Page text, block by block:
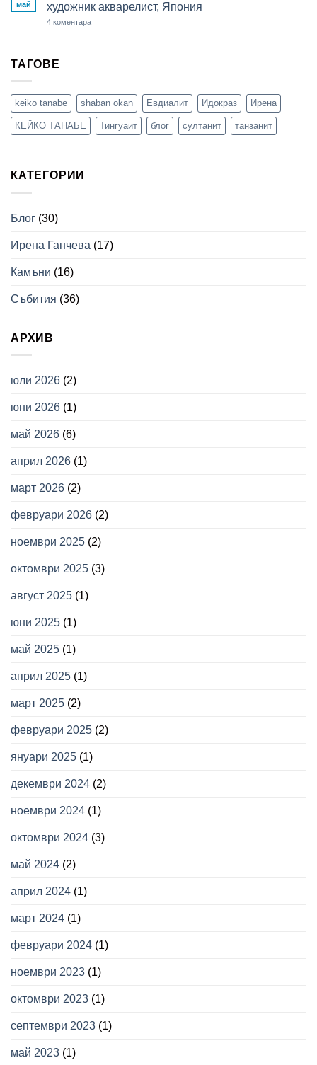
изложба
живопис
с
Танабе
май художник акварелист, Япония
4 коментараза
акварелист,
Япония
ТАГОВЕ
keiko tanabe shaban okan Евдиалит Идокраз Ирена
КЕЙКО ТАНАБЕ Тингуаит блог султанит танзанит
КАТЕГОРИИ
Блог (30)
Ирена Ганчева (17)
Камъни (16)
Събития (36)
АРХИВ
юли 2026 (2)
юни 2026 (1)
май 2026 (6)
април 2026 (1)
март 2026 (2)
февруари 2026 (2)
ноември 2025 (2)
октомври 2025 (3)
август 2025 (1)
юни 2025 (1)
май 2025 (1)
април 2025 (1)
март 2025 (2)
февруари 2025 (2)
януари 2025 (1)
декември 2024 (2)
ноември 2024 (1)
октомври 2024 (3)
май 2024 (2)
април 2024 (1)
март 2024 (1)
февруари 2024 (1)
ноември 2023 (1)
октомври 2023 (1)
септември 2023 (1)
май 2023 (1)